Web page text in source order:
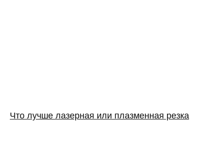
Что лучше лазерная или плазменная резка